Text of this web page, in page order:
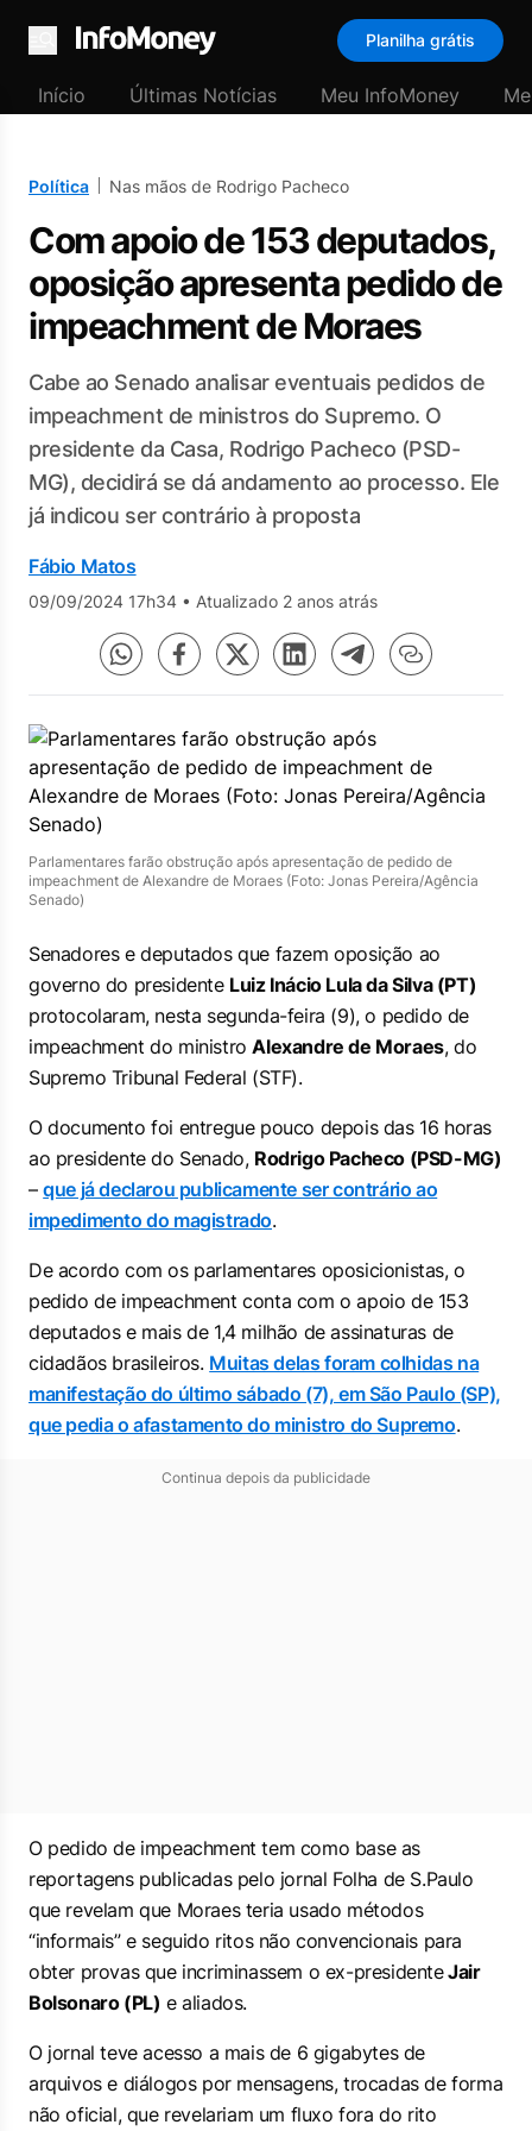
Menu
Planilha grátis
Início Últimas Notícias Meu InfoMoney
Política Nas mãos de Rodrigo Pacheco
Com apoio de 153 deputados,
oposição apresenta pedido de
impeachment de Moraes
Cabe ao Senado analisar eventuais pedidos de
impeachment de ministros do Supremo. O
presidente da Casa, Rodrigo Pacheco (PSD-
MG), decidirá se dá andamento ao processo. Ele
já indicou ser contrário à proposta
Fábio Matos
09/09/2024 17h34 • Atualizado 2 anos atrás
Parlamentares farão obstrução após apresentação de pedido de
impeachment de Alexandre de Moraes (Foto: Jonas Pereira/Agência
Senado)
Senadores e deputados que fazem oposição ao
governo do presidente Luiz Inácio Lula da Silva (PT)
protocolaram, nesta segunda-feira (9), o pedido de
impeachment do ministroAlexandre de Moraes, do
Supremo Tribunal Federal (STF).
O documento foi entregue pouco depois das 16 horas
ao presidente do Senado, Rodrigo Pacheco (PSD-MG)
–que já declarou publicamente ser contrário ao
impedimento do magistrado.
De acordo com os parlamentares oposicionistas, o
pedido de impeachment conta com o apoio de 153
deputados e mais de 1,4 milhão de assinaturas de
cidadãos brasileiros. Muitas delas foram colhidas na
manifestação do último sábado (7), em São Paulo (SP),
que pedia o afastamento do ministro do Supremo.
Continua depois da publicidade
O pedido de impeachment tem como base as
reportagens publicadas pelo jornal Folha de S.Paulo
que revelam que Moraes teria usado métodos
“informais” e seguido ritos não convencionais para
obter provas que incriminassem o ex-presidenteJair
Bolsonaro (PL) e aliados.
O jornal teve acesso a mais de 6 gigabytes de
arquivos e diálogos por mensagens, trocadas de forma
não oficial, que revelariam um fluxo fora do rito